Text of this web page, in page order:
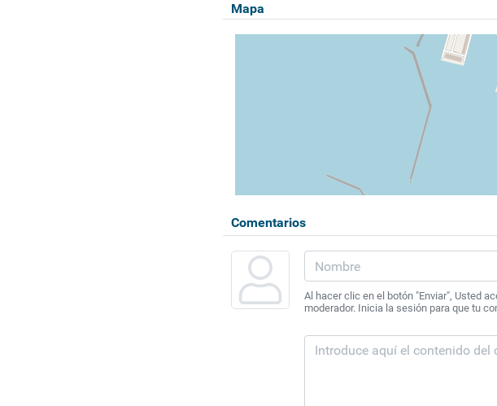
Mapa
Comentarios
Al hacer clic en el botón "Enviar", Usted
moderador. Inicia la sesión para que tu